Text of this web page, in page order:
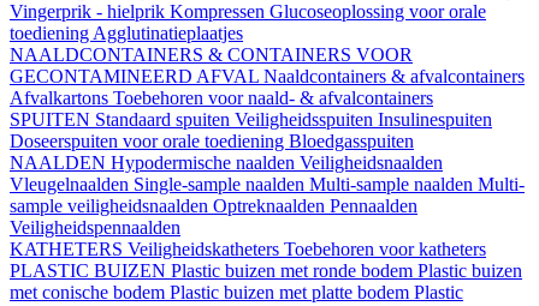
Vingerprik - hielprik Kompressen Glucoseoplossing voor orale
toediening Agglutinatieplaatjes
NAALDCONTAINERS & CONTAINERS VOOR
GECONTAMINEERD AFVAL Naaldcontainers & afvalcontainers
Afvalkartons Toebehoren voor naald- & afvalcontainers
SPUITEN Standaard spuiten Veiligheidsspuiten Insulinespuiten
Doseerspuiten voor orale toediening Bloedgasspuiten
NAALDEN Hypodermische naalden Veiligheidsnaalden
Vleugelnaalden Single-sample naalden Multi-sample naalden Multi-
sample veiligheidsnaalden Optreknaalden Pennaalden
Veiligheidspennaalden
KATHETERS Veiligheidskatheters Toebehoren voor katheters
PLASTIC BUIZEN Plastic buizen met ronde bodem Plastic buizen
met conische bodem Plastic buizen met platte bodem Plastic